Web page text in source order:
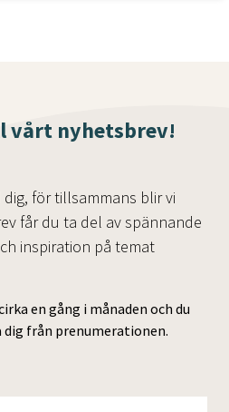
vårt nyhetsbrev!
för tillsammans blir vi
får du ta del av spännande
inspiration på temat
en gång i månaden och du
dig från prenumerationen.